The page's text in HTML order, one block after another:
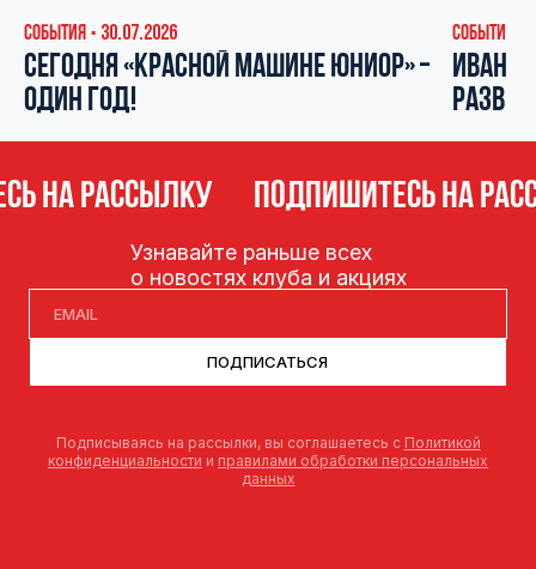
СОБЫТИЯ ▪ 30.07.2026
СЕГОДНЯ «КРАСНОЙ МАШИНЕ ЮНИОР» –
ОДИН ГОД!
СОБЫТИЯ
ИВАН
НА РАССЫЛКУ ПОДПИШИТЕСЬ НА
Узнавайте раньше всех
о новостях клуба и акциях
ПОДПИСАТЬСЯ
Подписываясь на рассылки, вы соглашаетесь с Политикой
конфиденциальности и правилами обработки персональных
данных